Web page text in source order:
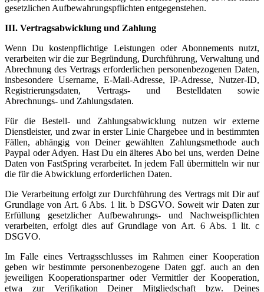
gesetzlichen Aufbewahrungspflichten entgegenstehen.
III. Vertragsabwicklung und Zahlung
Wenn Du kostenpflichtige Leistungen oder Abonnements nutzt,
verarbeiten wir die zur Begründung, Durchführung, Verwaltung und
Abrechnung des Vertrags erforderlichen personenbezogenen Daten,
insbesondere Username, E-Mail-Adresse, IP-Adresse, Nutzer-ID,
Registrierungsdaten, Vertrags- und Bestelldaten sowie
Abrechnungs- und Zahlungsdaten.
Für die Bestell- und Zahlungsabwicklung nutzen wir externe
Dienstleister, und zwar in erster Linie Chargebee und in bestimmten
Fällen, abhängig von Deiner gewählten Zahlungsmethode auch
Paypal oder Adyen. Hast Du ein älteres Abo bei uns, werden Deine
Daten von FastSpring verarbeitet. In jedem Fall übermitteln wir nur
die für die Abwicklung erforderlichen Daten.
Die Verarbeitung erfolgt zur Durchführung des Vertrags mit Dir auf
Grundlage von Art. 6 Abs. 1 lit. b DSGVO. Soweit wir Daten zur
Erfüllung gesetzlicher Aufbewahrungs- und Nachweispflichten
verarbeiten, erfolgt dies auf Grundlage von Art. 6 Abs. 1 lit. c
DSGVO.
Im Falle eines Vertragsschlusses im Rahmen einer Kooperation
geben wir bestimmte personenbezogene Daten ggf. auch an den
jeweiligen Kooperationspartner oder Vermittler der Kooperation,
etwa zur Verifikation Deiner Mitgliedschaft bzw. Deines